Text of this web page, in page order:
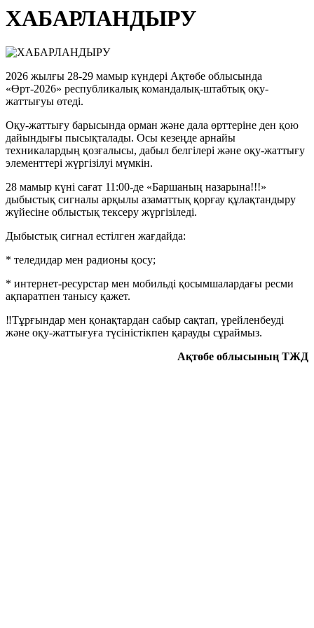
ХАБАРЛАНДЫРУ
2026 жылғы 28-29 мамыр күндері Ақтөбе облысында
«Өрт-2026» республикалық командалық-штабтық оқу-
жаттығуы өтеді.
Оқу-жаттығу барысында орман және дала өрттеріне ден қою
дайындығы пысықталады. Осы кезеңде арнайы
техникалардың қозғалысы, дабыл белгілері және оқу-жаттығу
элементтері жүргізілуі мүмкін.
28 мамыр күні сағат 11:00-де «Баршаның назарына!!!»
дыбыстық сигналы арқылы азаматтық қорғау құлақтандыру
жүйесіне облыстық тексеру жүргізіледі.
Дыбыстық сигнал естілген жағдайда:
* теледидар мен радионы қосу;
* интернет-ресурстар мен мобильді қосымшалардағы ресми
ақпаратпен танысу қажет.
‼️Тұрғындар мен қонақтардан сабыр сақтап, үрейленбеуді
және оқу-жаттығуға түсіністікпен қарауды сұраймыз.
Ақтөбе облысының ТЖД